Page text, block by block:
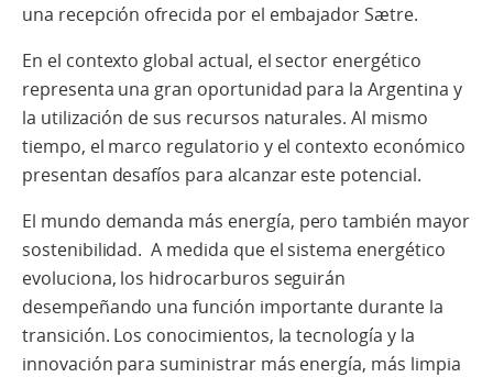
una recepción ofrecida por el embajador Sætre.
En el contexto global actual, el sector energético
representa una gran oportunidad para la Argentina y
la utilización de sus recursos naturales. Al mismo
tiempo, el marco regulatorio y el contexto económico
presentan desafíos para alcanzar este potencial.
El mundo demanda más energía, pero también mayor
sostenibilidad. A medida que el sistema energético
evoluciona, los hidrocarburos seguirán
desempeñando una función importante durante la
transición. Los conocimientos, la tecnología y la
innovación para suministrar más energía, más limpia